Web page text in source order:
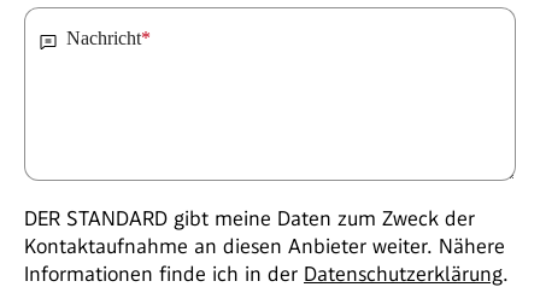
Nachricht*
DER STANDARD gibt meine Daten zum Zweck der
Kontaktaufnahme an diesen Anbieter weiter. Nähere
Informationen finde ich in der Datenschutzerklärung.